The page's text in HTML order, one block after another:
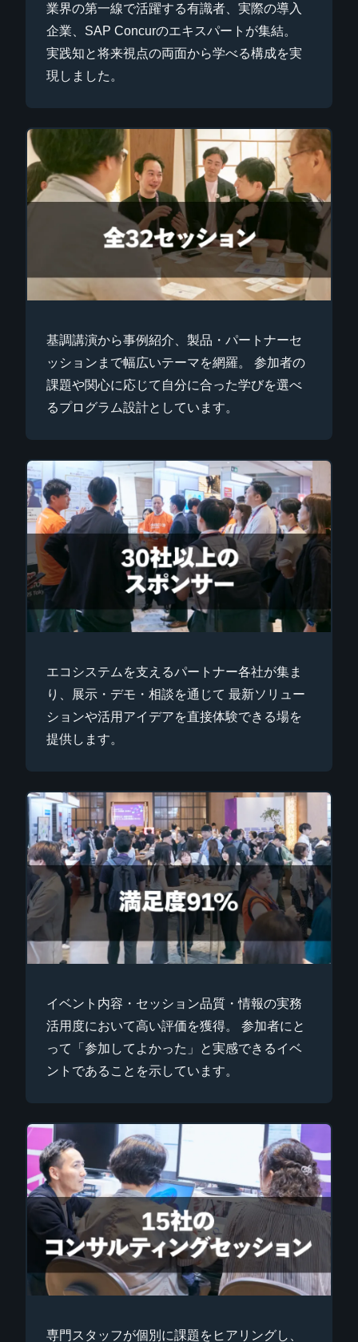
業界の第一線で活躍する有識者、実際の導入
企業、SAP Concurのエキスパートが集結。
実践知と将来視点の両面から学べる構成を実
現しました。
基調講演から事例紹介、製品・パートナーセ
ッションまで幅広いテーマを網羅。 参加者の
課題や関心に応じて自分に合った学びを選べ
るプログラム設計としています。
エコシステムを支えるパートナー各社が集ま
り、展示・デモ・相談を通じて 最新ソリュー
ションや活用アイデアを直接体験できる場を
提供します。
イベント内容・セッション品質・情報の実務
活用度において高い評価を獲得。 参加者にと
って「参加してよかった」と実感できるイベ
ントであることを示しています。
専門スタッフが個別に課題をヒアリングし、